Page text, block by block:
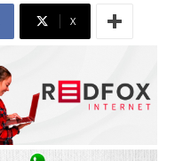
X